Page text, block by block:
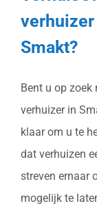
Smakt?
Bent u op
verhuizer in
klaar om u te
dat verhuizen
streven ernaar
mogelijk te